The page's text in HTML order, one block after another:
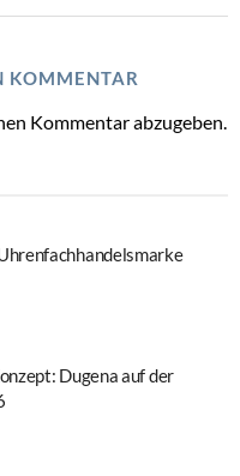
KOMMENTAR
Kommentar abzugeben.
Dugena auf der